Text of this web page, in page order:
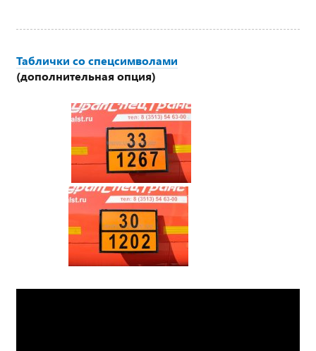
Таблички со спецсимволами
(дополнительная опция)